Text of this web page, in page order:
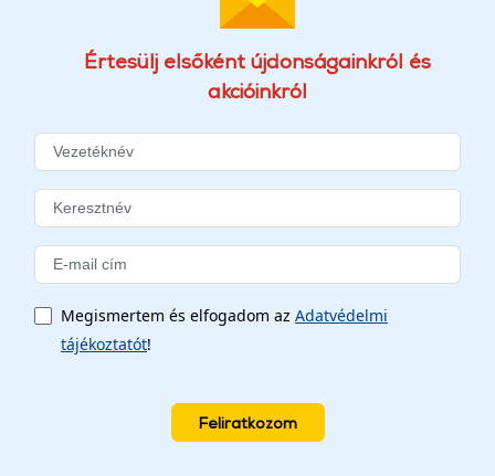
Értesülj elsőként újdonságainkról és
akcióinkról
Megismertem és elfogadom az Adatvédelmi
tájékoztatót!
Feliratkozom